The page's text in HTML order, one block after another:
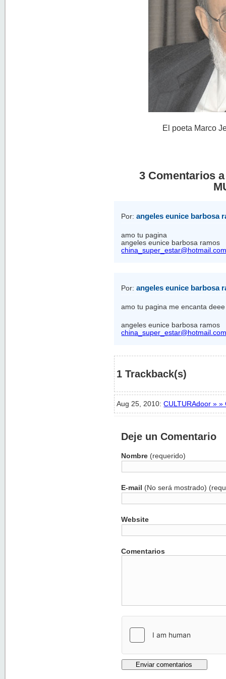
El poeta Marco
3 Comentarios
Por:angeles eunice barbosa
amo tu pagina
angeles eunice barbosa ramos
Por:angeles eunice barbosa
amo tu pagina me encanta
angeles eunice barbosa ramos
1 Trackback(s)
Aug 25, 2010:CULTURAdoor »
Deje un Comentario
Nombre (requerido)
E-mail (No será mostrado)
Website
Comentarios